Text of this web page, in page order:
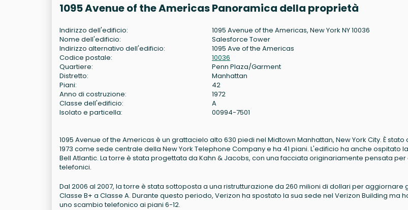
1095 Avenue of the Americas Panoramica della proprietà
Indirizzo dell'edificio:
1095 Avenue of the Americas, New York NY 10036
Nome dell'edificio:
Salesforce Tower
Indirizzo alternativo dell'edificio:
1095 Ave of the Americas
Codice postale:
10036
Quartiere:
Penn Plaza/Garment
Distretto:
Manhattan
Piani:
42
Anno di costruzione:
1972
Classe dell'edificio:
A
Isolato e particella:
00994-7501
1095 Avenue of the Americas è un grattacielo alto 630 piedi nel Midtown Manhattan, New York City. È stato
1973 come sede centrale della New York Telephone Company e ha 41 piani. L'edificio ha anche ospitato la
Bell Atlantic. La torre è stata progettata da Kahn & Jacobs, con una facciata originariamente pensata
telefonici.
Dal 2006 al 2007, la torre è stata sottoposta a una ristrutturazione da 260 milioni di dollari per aggiornare
Classe B+ a Classe A. Durante questo periodo, Verizon ha spostato la sua sede nel Verizon Building ma
uno scambio telefonico ai piani 6-12.